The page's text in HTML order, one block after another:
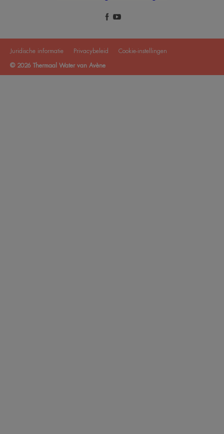
Juridische informatie Privacybeleid Cookie-instellingen
© 2026 Thermaal Water van Avène